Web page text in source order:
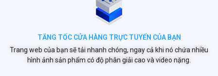
TĂNG TỐC CỬA HÀNG TRỰC TUYẾN CỦA BẠN
Trang web của bạn sẽ tải nhanh chóng, ngay cả khi nó chứa nhiều
hình ảnh sản phẩm có độ phân giải cao và video nặng.